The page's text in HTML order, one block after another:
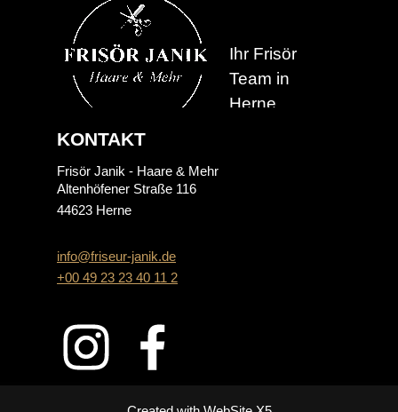
Ihr Frisör
Team in
Herne
KONTAKT
Frisör Janik - Haare & Mehr
Altenhöfener Straße 116
44623 Herne
info@friseur-janik.de
+00 49 23 23 40 11 2